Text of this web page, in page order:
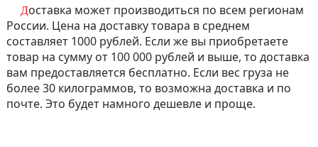
Доставка может производиться по всем регионам
России. Цена на доставку товара в среднем
составляет 1000 рублей. Если же вы приобретаете
товар на сумму от 100 000 рублей и выше, то доставка
вам предоставляется бесплатно. Если вес груза не
более 30 килограммов, то возможна доставка и по
почте. Это будет намного дешевле и проще.